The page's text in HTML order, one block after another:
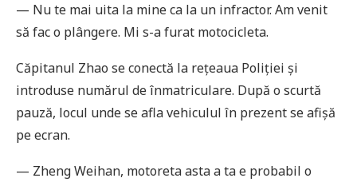
— Nu te mai uita la mine ca la un infractor. Am venit
să fac o plângere. Mi s-a furat motocicleta.
Căpitanul Zhao se conectă la rețeaua Poliției și
introduse numărul de înmatriculare. După o scurtă
pauză, locul unde se afla vehiculul în prezent se afișă
pe ecran.
— Zheng Weihan, motoreta asta a ta e probabil o